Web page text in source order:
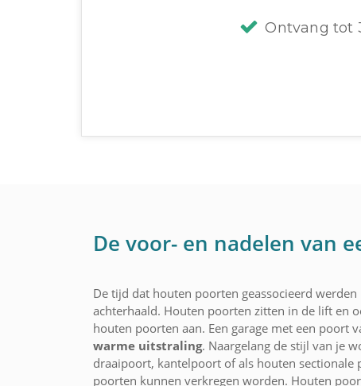
Ontvang tot
De voor- en nadelen van
De tijd dat houten poorten geassocieerd
achterhaald. Houten poorten zitten in de lift en
houten poorten aan. Een garage met een poort
warme uitstraling. Naargelang de stijl van je
draaipoort, kantelpoort of als houten
poorten kunnen verkregen worden. Houten